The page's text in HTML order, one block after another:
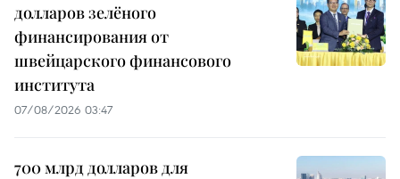
долларов зелёного
финансирования от
швейцарского финансового
института
07/08/2026 03:47
700 млрд долларов для